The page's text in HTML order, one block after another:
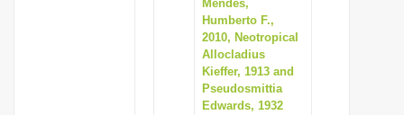
Mendes,
Humberto F.,
2010, Neotropical
Allocladius
Kieffer, 1913 and
Pseudosmittia
Edwards, 1932